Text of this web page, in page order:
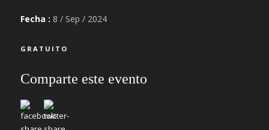
Fecha : 8 / Sep / 2024
GRATUITO
Comparte este evento